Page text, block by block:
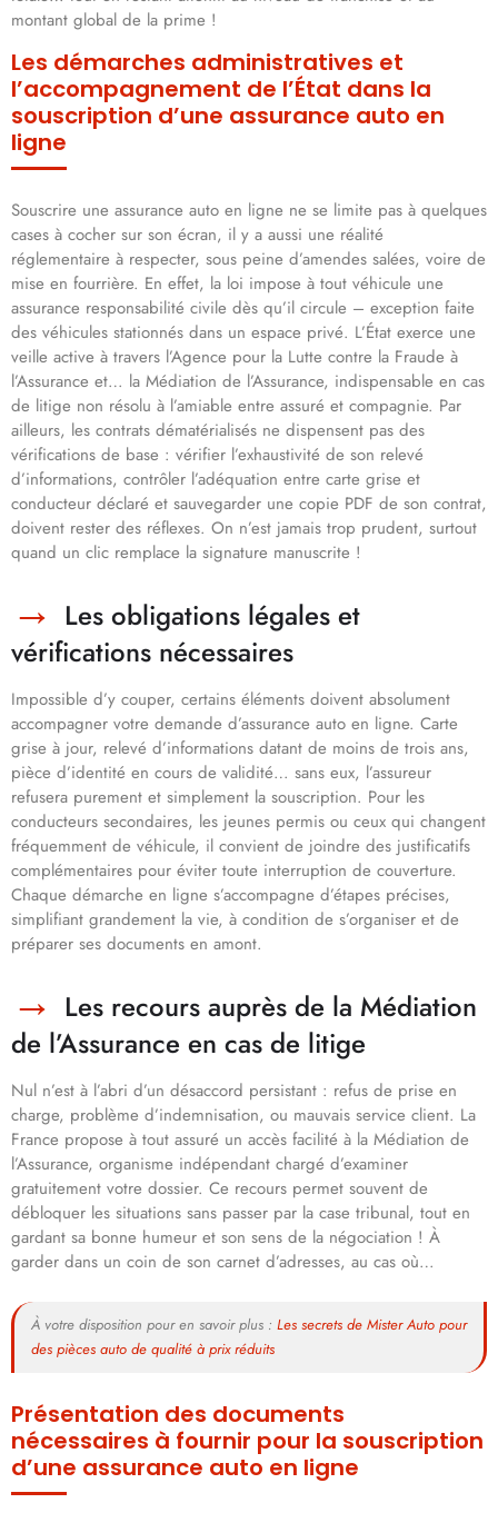
montant global de la prime !
Les démarches administratives et
l’accompagnement de l’État dans la
souscription d’une assurance auto en
ligne
Souscrire une assurance auto en ligne ne se limite pas à quelques
cases à cocher sur son écran, il y a aussi une réalité
réglementaire à respecter, sous peine d’amendes salées, voire de
mise en fourrière. En effet, la loi impose à tout véhicule une
assurance responsabilité civile dès qu’il circule – exception faite
des véhicules stationnés dans un espace privé. L’État exerce une
veille active à travers l’Agence pour la Lutte contre la Fraude à
l’Assurance et… la Médiation de l’Assurance, indispensable en cas
de litige non résolu à l’amiable entre assuré et compagnie. Par
ailleurs, les contrats dématérialisés ne dispensent pas des
vérifications de base : vérifier l’exhaustivité de son relevé
d’informations, contrôler l’adéquation entre carte grise et
conducteur déclaré et sauvegarder une copie PDF de son contrat,
doivent rester des réflexes. On n’est jamais trop prudent, surtout
quand un clic remplace la signature manuscrite !
Les obligations légales et
vérifications nécessaires
Impossible d’y couper, certains éléments doivent absolument
accompagner votre demande d’assurance auto en ligne. Carte
grise à jour, relevé d’informations datant de moins de trois ans,
pièce d’identité en cours de validité… sans eux, l’assureur
refusera purement et simplement la souscription. Pour les
conducteurs secondaires, les jeunes permis ou ceux qui changent
fréquemment de véhicule, il convient de joindre des justificatifs
complémentaires pour éviter toute interruption de couverture.
Chaque démarche en ligne s’accompagne d’étapes précises,
simplifiant grandement la vie, à condition de s’organiser et de
préparer ses documents en amont.
Les recours auprès de la Médiation
de l’Assurance en cas de litige
Nul n’est à l’abri d’un désaccord persistant : refus de prise en
charge, problème d’indemnisation, ou mauvais service client. La
France propose à tout assuré un accès facilité à la Médiation de
l’Assurance, organisme indépendant chargé d’examiner
gratuitement votre dossier. Ce recours permet souvent de
débloquer les situations sans passer par la case tribunal, tout en
gardant sa bonne humeur et son sens de la négociation ! À
garder dans un coin de son carnet d’adresses, au cas où…
À votre disposition pour en savoir plus : Les secrets de Mister Auto pour
des pièces auto de qualité à prix réduits
Présentation des documents
nécessaires à fournir pour la souscription
d’une assurance auto en ligne